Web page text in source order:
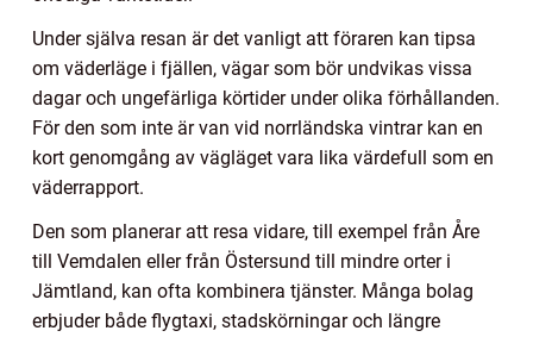
Under själva resan är det vanligt att föraren kan tipsa
om väderläge i fjällen, vägar som bör undvikas vissa
dagar och ungefärliga körtider under olika förhållanden.
För den som inte är van vid norrländska vintrar kan en
kort genomgång av vägläget vara lika värdefull som en
väderrapport.
Den som planerar att resa vidare, till exempel från Åre
till Vemdalen eller från Östersund till mindre orter i
Jämtland, kan ofta kombinera tjänster. Många bolag
erbjuder både flygtaxi, stadskörningar och längre